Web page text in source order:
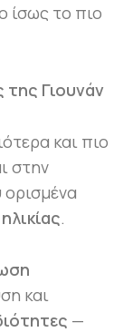
ίσως το πιο
Γιουνάν
και πιο
στην
ορισμένα
.
και
—